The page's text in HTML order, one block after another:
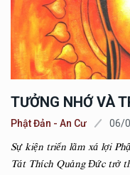
TƯỞNG NHỚ VÀ
Phật Đản - An Cư 06/
Sự kiện triển lãm xá lợi
Tát Thích Quảng Đức trở